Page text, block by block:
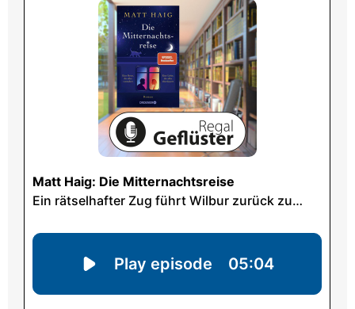
Karin Steinfeld-Bartelt